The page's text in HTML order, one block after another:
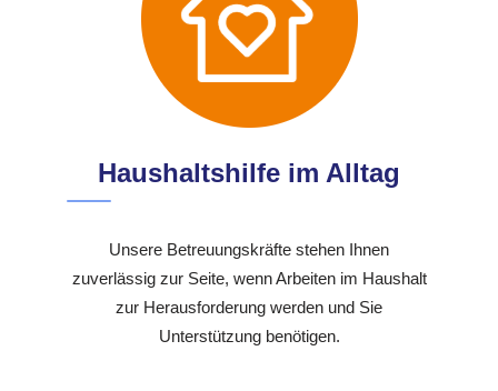
Haushaltshilfe im Alltag
Unsere Betreuungskräfte stehen Ihnen
zuverlässig zur Seite, wenn Arbeiten im Haushalt
zur Herausforderung werden und Sie
Unterstützung benötigen.